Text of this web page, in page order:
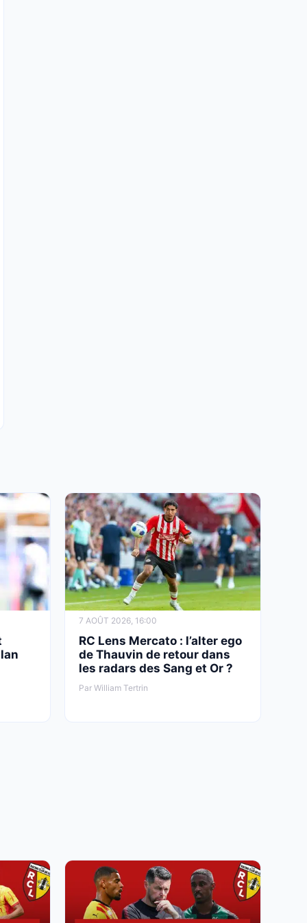
7 AOÛT 2026, 16:00
RC Lens Mercato : l’alter ego
de Thauvin de retour dans
les radars des Sang et Or ?
Par William Tertrin